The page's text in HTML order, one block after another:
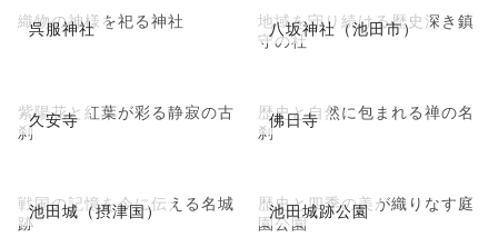
呉服神社
織物の神様を祀る神社 八坂神社（池田市）
地域を守り続ける歴史深き鎮
守の社
久安寺
紫陽花と紅葉が彩る静寂の古
刹
佛日寺
歴史と自然に包まれる禅の名
刹
池田城（摂津国）
戦国の記憶を今に伝える名城
跡
池田城跡公園
歴史と四季の美が織りなす庭
園公園